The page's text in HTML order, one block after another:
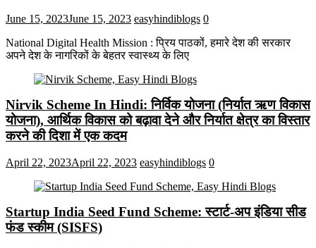
June 15, 2023June 15, 2023 easyhindiblogs 0
National Digital Health Mission : प्रिय पाठकों, हमारे देश की सरकार
अपने देश के नागरिकों के बेहतर स्वास्थ्य के लिए
Nirvik Scheme In Hindi: निर्विक योजना (निर्यात ऋण विकास
योजना), आर्थिक विकास को बढ़ावा देने और निर्यात क्षेत्र का विस्तार
करने की दिशा में एक कदम
April 22, 2023April 22, 2023 easyhindiblogs 0
Startup India Seed Fund Scheme: स्टार्ट-अप इंडिया सीड
फंड स्कीम (SISFS)